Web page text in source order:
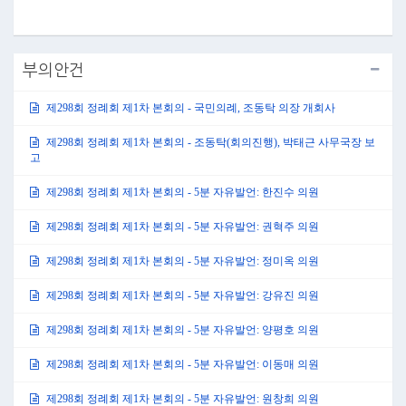
부의안건
제298회 정례회 제1차 본회의 - 국민의례, 조동탁 의장 개회사
제298회 정례회 제1차 본회의 - 조동탁(회의진행), 박태근 사무국장 보
고
제298회 정례회 제1차 본회의 - 5분 자유발언: 한진수 의원
제298회 정례회 제1차 본회의 - 5분 자유발언: 권혁주 의원
제298회 정례회 제1차 본회의 - 5분 자유발언: 정미옥 의원
제298회 정례회 제1차 본회의 - 5분 자유발언: 강유진 의원
제298회 정례회 제1차 본회의 - 5분 자유발언: 양평호 의원
제298회 정례회 제1차 본회의 - 5분 자유발언: 이동매 의원
제298회 정례회 제1차 본회의 - 5분 자유발언: 원창희 의원